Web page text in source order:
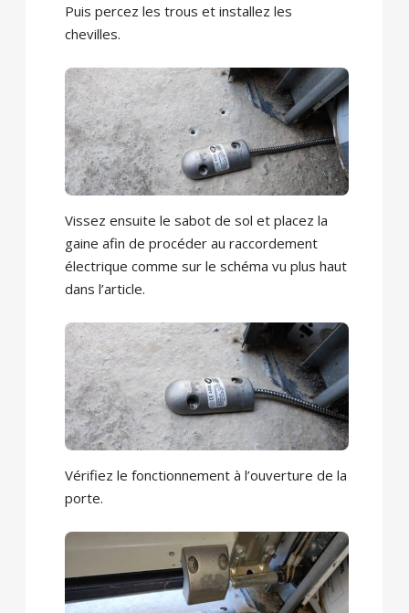
Puis percez les trous et installez les
chevilles.
Vissez ensuite le sabot de sol et placez la
gaine afin de procéder au raccordement
électrique comme sur le schéma vu plus haut
dans l’article.
Vérifiez le fonctionnement à l’ouverture de la
porte.